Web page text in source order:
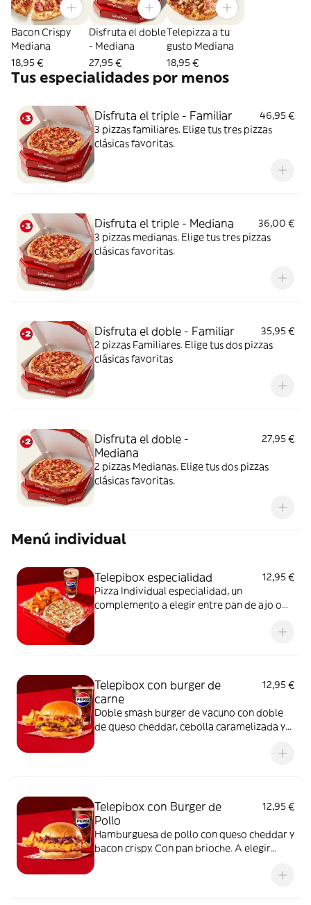
Bacon Crispy
Mediana
18,95 €
Disfruta el doble
- Mediana
27,95 €
Telepizza a tu
gusto Mediana
18,95 €
Tus especialidades por menos
Disfruta el triple - Familiar
46,95 €
3 pizzas familiares. Elige tus tres pizzas
clásicas favoritas.
Disfruta el triple - Mediana
36,00 €
3 pizzas medianas. Elige tus tres pizzas
clásicas favoritas.
Disfruta el doble - Familiar
35,95 €
2 pizzas Familiares. Elige tus dos pizzas
clásicas favoritas
Disfruta el doble -
Mediana
27,95 €
2 pizzas Medianas. Elige tus dos pizzas
clásicas favoritas.
Menú individual
Telepibox especialidad
12,95 €
Pizza Individual especialidad, un
complemento a elegir entre pan de ajo o
Telepibox con burger de
carne
12,95 €
Doble smash burger de vacuno con doble
de queso cheddar, cebolla caramelizada y
Telepibox con Burger de
Pollo
12,95 €
Hamburguesa de pollo con queso cheddar y
bacon crispy. Con pan brioche. A elegir
Acompañada de una ración de patatas gajo